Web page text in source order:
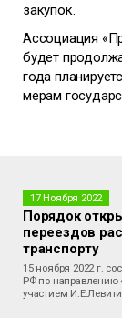
закупок.
Ассоциация
будет
года
мерам
17 Ноября 2022
Порядок
переездов
транспорту
15 ноября 2022 г.
РФ по направлению
участием